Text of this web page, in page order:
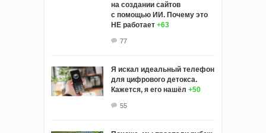
на создании сайтов
с помощью ИИ. Почему это
НЕ работает +63
77
Я искал идеальный телефон
для цифрового детокса.
Кажется, я его нашёл +50
55